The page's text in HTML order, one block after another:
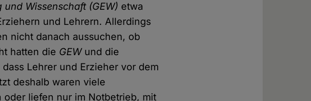
und Wissenschaft (GEW) etwa
und Lehrern. Allerdings
nicht danach aussuchen, ob
hatten die GEWund die
Lehrer und Erzieher vor dem
deshalb waren viele
oder liefen nur im Notbetrieb, mit